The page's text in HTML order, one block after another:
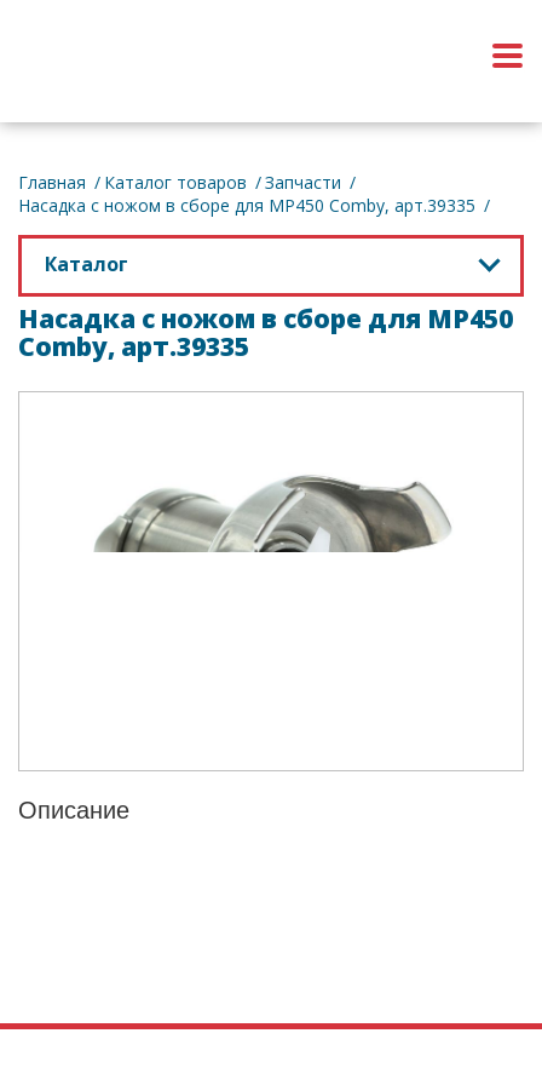
Главная Каталог товаров
Запчасти
Насадка с ножом в сборе для MP450 Соmby, арт.39335
Каталог
Насадка с ножом в сборе для MP450
Соmby, арт.39335
Описание